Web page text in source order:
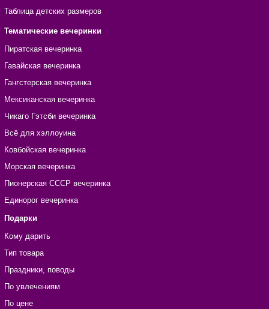
Таблица детских размеров
Тематические вечеринки
Пиратская вечеринка
Гавайская вечеринка
Гангстерская вечеринка
Мексиканская вечеринка
Чикаго Гэтсби вечеринка
Всё для хэллоуина
Ковбойская вечеринка
Морская вечеринка
Пионерская СССР вечеринка
Единорог вечеринка
Подарки
Кому дарить
Тип товара
Праздники, поводы
По увлечениям
По цене